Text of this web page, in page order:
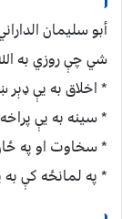
أبو سليمان
شي چې روزي به
* اخلاق به یې
* سینه به یې
* سخاوت او په
* په لمانځه کې